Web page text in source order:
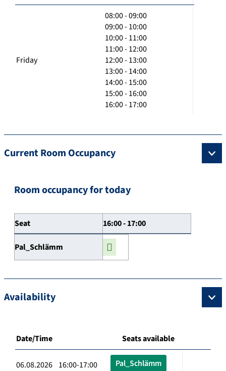
Friday
08:00 - 09:00
09:00 - 10:00
10:00 - 11:00
11:00 - 12:00
12:00 - 13:00
13:00 - 14:00
14:00 - 15:00
15:00 - 16:00
16:00 - 17:00
Current Room Occupancy
Room occupancy for today
Seat 16:00 - 17:00
Pal_Schlämm
Availability
Date/Time Seats available
06.08.2026 16:00-17:00 Pal_Schlämm